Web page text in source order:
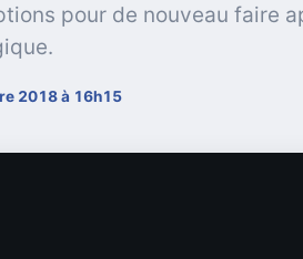
pour de nouveau faire
2018 à 16h15